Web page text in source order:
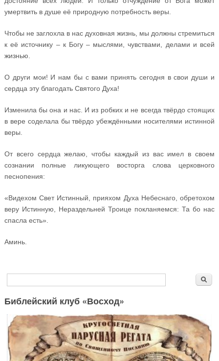
умертвить в душе её природную потребность веры.
Чтобы не заглохла в нас духовная жизнь, мы должны стремиться
к её источнику – к Богу – мыслями, чувствами, делами и всей
жизнью.
О други мои! И нам бы с вами принять сегодня в свои души и
сердца эту благодать Святого Духа!
Изменила бы она и нас. И из робких и не всегда твёрдо стоящих
в вере соделала бы твёрдо убеждёнными носителями истинной
веры.
От всего сердца желаю, чтобы каждый из вас имел в своем
сознании полные ликующего восторга слова церковного
песнопения:
«Видехом Свет Истинный, прияхом Духа Небеснаго, обретохом
веру Истинную, Нераздельней Троице покланяемся: Та бо нас
спасла есть».
Аминь.
Форма поиска
Библейский клуб «Восход»